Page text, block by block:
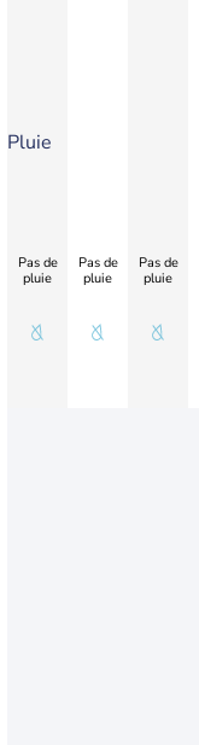
Pluie
Pas de
pluie
Pas de
pluie
Pas de
pluie